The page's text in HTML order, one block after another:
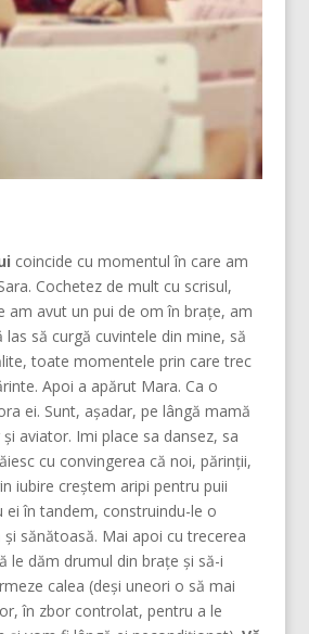
coincide cu momentul în care am
Cochetez de mult cu scrisul,
am avut un pui de om în brațe, am
să curgă cuvintele din mine, să
toate momentele prin care trec
Apoi a apărut Mara. Ca o
ei. Sunt, așadar, pe lângă mamă
aviator. Imi place sa dansez, sa
cu convingerea că noi, părinţii,
iubire creştem aripi pentru puii
ei în tandem, construindu-le o
sănătoasă. Mai apoi cu trecerea
le dăm drumul din braţe și să-i
calea (deşi uneori o să mai
în zbor controlat, pentru a le